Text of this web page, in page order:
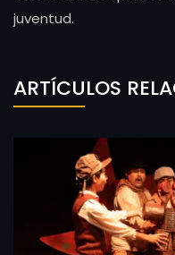
juventud.
ARTÍCULOS